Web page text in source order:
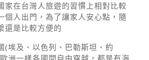
家在台灣人旅遊的習慣上相對比較
個人出門，為了讓家人安心點，隨
還是比較方便的
(埃及、以色列、巴勒斯坦、約
洲一樣各國間自由穿越，都是有海